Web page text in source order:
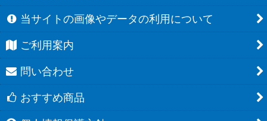
当サイトの画像やデータの利用について
ご利用案内
問い合わせ
おすすめ商品